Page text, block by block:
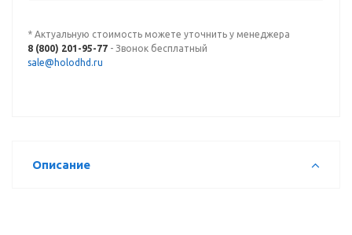
* Актуальную стоимость можете уточнить у менеджера
8 (800) 201-95-77 - Звонок бесплатный
sale@holodhd.ru
Описание